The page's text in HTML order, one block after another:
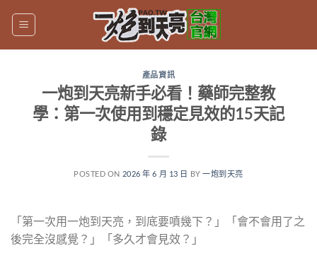
產品資訊
一炮到天亮新手必看！藥師完整教
學：第一次使用到穩定見效的15天記
錄
POSTED ON 2026 年 6 月 13 日 BY一炮到天亮
「第一次用一炮到天亮，到底要噴幾下？」「會不會用了之
後完全沒感覺？」「多久才會見效？」